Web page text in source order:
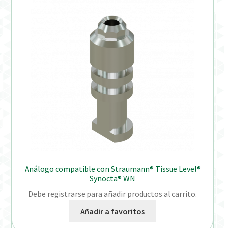
Análogo compatible con Straumann® Tissue Level®
Synocta® WN
Debe registrarse para añadir productos al carrito.
Añadir a favoritos